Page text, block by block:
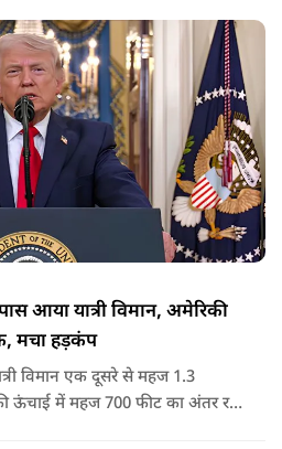
आया यात्री विमान, अमेरिकी
मचा हड़कंप
विमान एक दूसरे से महज 1.3
ऊंचाई में महज 700 फीट का अंतर रह